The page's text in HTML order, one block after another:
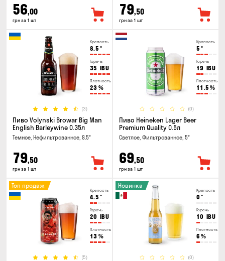
56,00
грн за 1 шт
79,50
грн за 1 шт
Крепость
8.5 °
Горечь
35 IBU
Плотность
23 %
(3)
Пиво Volynski Browar Big Man
English Barleywine 0.35л
Темное, Нефильтрованное, 8.5°
79,50
грн за 1 шт
Крепость
5 °
Горечь
19 IBU
Плотность
11.5 %
(0)
Пиво Heineken Lager Beer
Premium Quality 0.5л
Светлое, Фильтрованное, 5°
69,50
грн за 1 шт
Крепость
4.5 °
Горечь
20 IBU
Плотность
13 %
(5)
Топ продаж
Крепость
0 °
Горечь
10 IBU
Плотность
6 %
(0)
Новинка